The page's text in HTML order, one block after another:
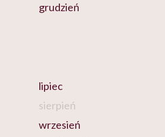
grudzień
lipiec
sierpień
wrzesień